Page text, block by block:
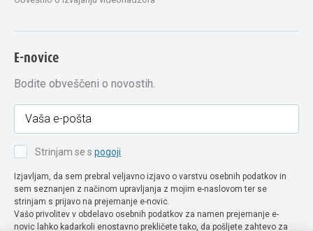
E-novice
Bodite obveščeni o novostih.
Strinjam se s pogoji
Izjavljam, da sem prebral veljavno izjavo o varstvu osebnih podatkov in
sem seznanjen z načinom upravljanja z mojim e-naslovom ter se
strinjam s prijavo na prejemanje e-novic.
Vašo privolitev v obdelavo osebnih podatkov za namen prejemanje e-
novic lahko kadarkoli enostavno prekličete tako, da pošljete zahtevo za